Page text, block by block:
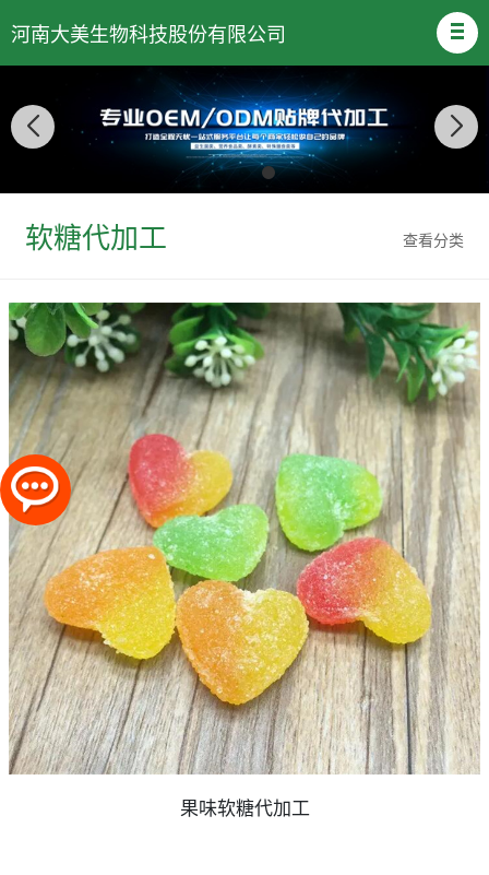
河南大美生物科技股份有限公司
查看分类
软糖代加工
果味软糖代加工